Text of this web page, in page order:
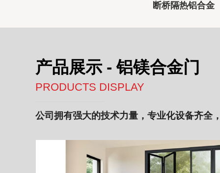
断桥隔热铝合金
产品展示 - 铝镁合金门
PRODUCTS DISPLAY
公司拥有强大的技术力量，专业化设备齐全